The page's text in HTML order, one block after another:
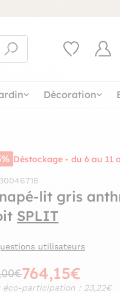
Décoration
Déstockage - du 6 au 11
lit gris
SPLIT
utilisateurs
764,15€
éco-participation : 23,22€